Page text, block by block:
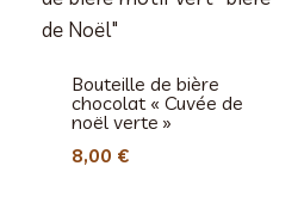
Bouteille de bière
chocolat « Cuvée de
noël verte »
8,00 €